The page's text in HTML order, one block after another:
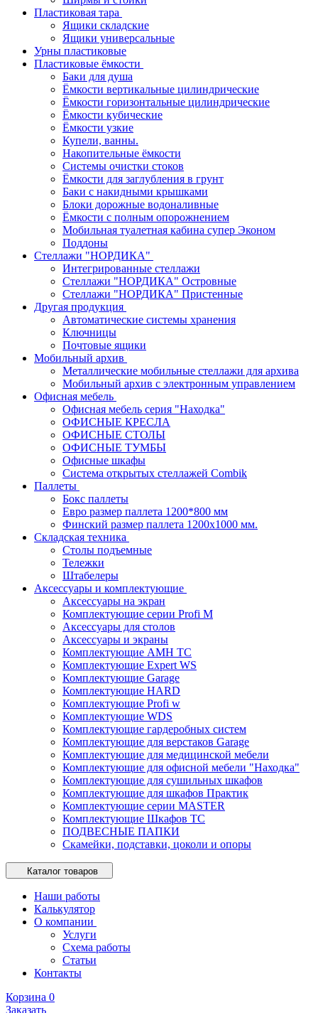
Пластиковая тара
Ящики складские
Ящики универсальные
Урны пластиковые
Пластиковые ёмкости
Баки для душа
Ёмкости вертикальные цилиндрические
Ёмкости горизонтальные цилиндрические
Ёмкости кубические
Ёмкости узкие
Купели, ванны.
Накопительные ёмкости
Системы очистки стоков
Ёмкости для заглубления в грунт
Баки с накидными крышками
Блоки дорожные водоналивные
Ёмкости с полным опорожнением
Мобильная туалетная кабина супер Эконом
Поддоны
Стеллажи "НОРДИКА"
Интегрированные стеллажи
Стеллажи "НОРДИКА" Островные
Стеллажи "НОРДИКА" Пристенные
Другая продукция
Автоматические системы хранения
Ключницы
Почтовые ящики
Мобильный архив
Металлические мобильные стеллажи для архива
Мобильный архив с электронным управлением
Офисная мебель
Офисная мебель серия "Находка"
ОФИСНЫЕ КРЕСЛА
ОФИСНЫЕ СТОЛЫ
ОФИСНЫЕ ТУМБЫ
Офисные шкафы
Система открытых стеллажей Combik
Паллеты
Бокс паллеты
Евро размер паллета 1200*800 мм
Финский размер паллета 1200х1000 мм.
Складская техника
Столы подъемные
Тележки
Штабелеры
Аксессуары и комплектующие
Аксессуары на экран
Комплектующие серии Profi M
Аксессуары для столов
Аксессуары и экраны
Комплектующие AMH TC
Комплектующие Expert WS
Комплектующие Garage
Комплектующие HARD
Комплектующие Profi w
Комплектующие WDS
Комплектующие гардеробных систем
Комплектующие для верстаков Garage
Комплектующие для медицинской мебели
Комплектующие для офисной мебели "Находка"
Комплектующие для сушильных шкафов
Комплектующие для шкафов Практик
Комплектующие серии MASTER
Комплектующие Шкафов ТС
ПОДВЕСНЫЕ ПАПКИ
Скамейки, подставки, цоколи и опоры
Каталог товаров
Наши работы
Калькулятор
О компании
Услуги
Схема работы
Статьи
Контакты
Корзина 0
Заказать